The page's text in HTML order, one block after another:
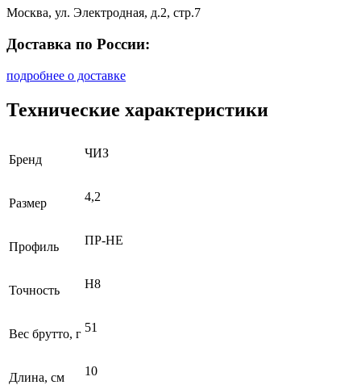
Москва, ул. Электродная, д.2, стр.7
Доставка по России:
подробнее о доставке
Технические характеристики
Бренд ЧИЗ
Размер 4,2
Профиль ПР-НЕ
Точность H8
Вес брутто, г 51
Длина, см 10